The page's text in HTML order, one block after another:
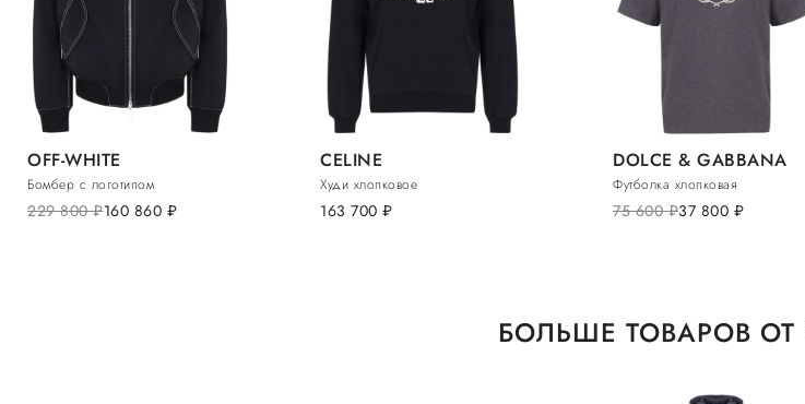
OFF-WHITE
Бомбер с логотипом
229 800руб.160 860 руб.
CELINE
Худи хлопковое
163 700 руб.
DOLCE & GABBANA
Футболка хлопковая
75 600руб.37 800 руб.
БОЛЬШЕ ТОВАРОВ ОТ